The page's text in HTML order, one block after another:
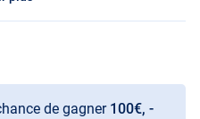
de gagner 100€, -